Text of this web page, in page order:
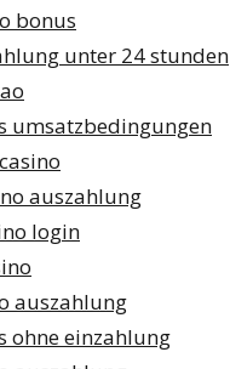
bonus
unter 24 stunden
umsatzbedingungen
auszahlung
login
auszahlung
ohne einzahlung